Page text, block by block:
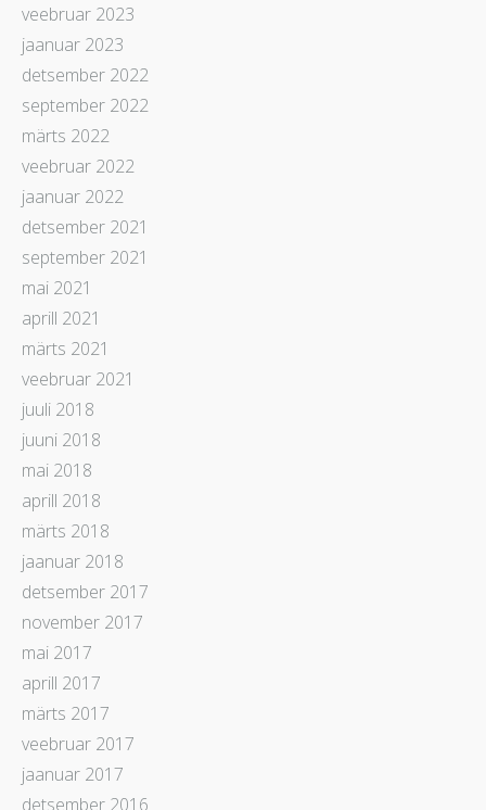
veebruar 2023
jaanuar 2023
detsember 2022
september 2022
märts 2022
veebruar 2022
jaanuar 2022
detsember 2021
september 2021
mai 2021
aprill 2021
märts 2021
veebruar 2021
juuli 2018
juuni 2018
mai 2018
aprill 2018
märts 2018
jaanuar 2018
detsember 2017
november 2017
mai 2017
aprill 2017
märts 2017
veebruar 2017
jaanuar 2017
detsember 2016